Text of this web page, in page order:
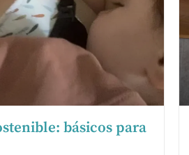
básicos para